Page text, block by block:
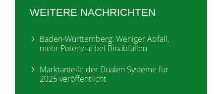
WEITERE NACHRICHTEN
Baden-Württemberg: Weniger Abfall,
mehr Potenzial bei Bioabfällen
Marktanteile der Dualen Systeme für
2025 veröffentlicht